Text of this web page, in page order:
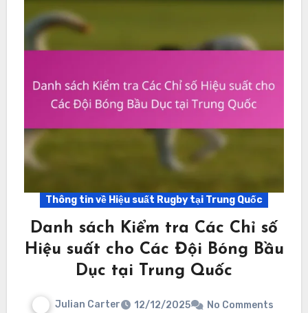
Thông tin về Hiệu suất Rugby tại Trung Quốc
Danh sách Kiểm tra Các Chỉ số
Hiệu suất cho Các Đội Bóng Bầu
Dục tại Trung Quốc
Julian Carter 12/12/2025 No Comments